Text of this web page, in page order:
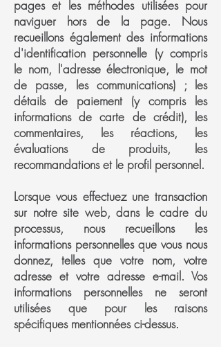
pages et les méthodes utilisées pour
naviguer hors de la page. Nous
recueillons également des informations
d'identification personnelle (y compris
le nom, l'adresse électronique, le mot
de passe, les communications) ; les
détails de paiement (y compris les
informations de carte de crédit), les
commentaires, les réactions, les
évaluations de produits, les
recommandations et le profil personnel.
Lorsque vous effectuez une transaction
sur notre site web, dans le cadre du
processus, nous recueillons les
informations personnelles que vous nous
donnez, telles que votre nom, votre
adresse et votre adresse e-mail. Vos
informations personnelles ne seront
utilisées que pour les raisons
spécifiques mentionnées ci-dessus.